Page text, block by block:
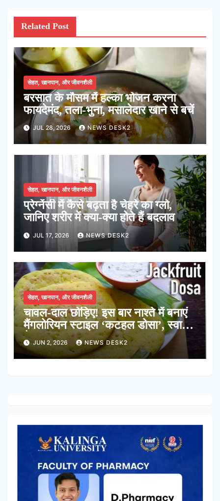
Related Post
सेहत, खानपान, और जीवनशैली
बरसात के मौसम में हल्का भोजन करना
फायदेमंद, तला-भुना, मसालेदार खाने से बचें
JUL 28, 2026 NEWS DESK2
सेहत, खानपान, और जीवनशैली
प्रेग्नेंसी में कैसे बढ़ता है चेहरे का ग्लो,
जानिए शरीर में क्या-क्या होते हैं बदलाव
JUL 17, 2026 NEWS DESK2
सेहत, खानपान, और जीवनशैली
चावल-दाल छोड़िए! इस बार नाश्ते में बनाएं
मैंगलोरियन स्टाइल ‘कटहल डोसा’, स्वाद में
है लाजवाब
JUN 2, 2026 NEWS DESK2